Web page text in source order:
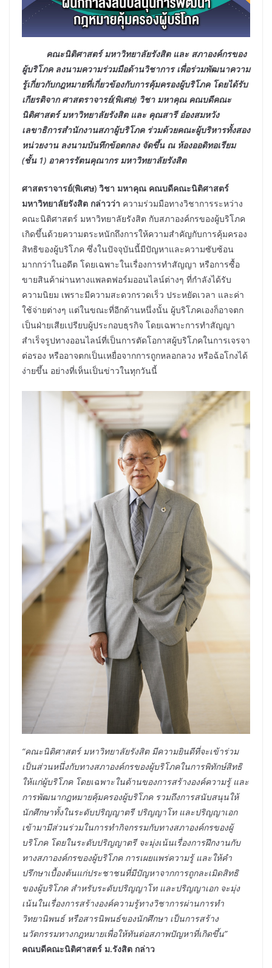
คณะนิติศาสตร์ มหาวิทยาลัยรังสิต และ สภาองค์กรของ
ผู้บริโภค ลงนามความร่วมมือด้านวิชาการ เพื่อร่วมพัฒนาความ
รู้เกี่ยวกับกฎหมายที่เกี่ยวข้องกับการคุ้มครองผู้บริโภค โดยได้รับ
เกียรติจาก ศาสตราจารย์(พิเศษ) วิชา มหาคุณ คณบดีคณะ
นิติศาสตร์ มหาวิทยาลัยรังสิต และ คุณสารี อ๋องสมหวัง
เลขาธิการสำนักงานสภาผู้บริโภค ร่วมด้วยคณะผู้บริหารทั้งสอง
หน่วยงาน ลงนามบันทึกข้อตกลง จัดขึ้น ณ ห้องออดิทอเรียม
(ชั้น 1) อาคารรัตนคุณากร มหาวิทยาลัยรังสิต
ศาสตราจารย์(พิเศษ) วิชา มหาคุณ คณบดีคณะนิติศาสตร์
มหาวิทยาลัยรังสิต กล่าวว่า ความร่วมมือทางวิชาการระหว่าง
คณะนิติศาสตร์ มหาวิทยาลัยรังสิต กับสภาองค์กรของผู้บริโภค
เกิดขึ้นด้วยความตระหนักถึงการให้ความสำคัญกับการคุ้มครอง
สิทธิของผู้บริโภค ซึ่งในปัจจุบันนี้มีปัญหาและความซับซ้อน
มากกว่าในอดีต โดยเฉพาะในเรื่องการทำสัญญา หรือการซื้อ
ขายสินค้าผ่านทางแพลตฟอร์มออนไลน์ต่างๆ ที่กำลังได้รับ
ความนิยม เพราะมีความสะดวกรวดเร็ว ประหยัดเวลา และค่า
ใช้จ่ายต่างๆ แต่ในขณะที่อีกด้านหนึ่งนั้น ผู้บริโภคเองก็อาจตก
เป็นฝ่ายเสียเปรียบผู้ประกอบธุรกิจ โดยเฉพาะการทำสัญญา
สำเร็จรูปทางออนไลน์ที่เป็นการตัดโอกาสผู้บริโภคในการเจรจา
ต่อรอง หรืออาจตกเป็นเหยื่อจากการถูกหลอกลวง หรือฉ้อโกงได้
ง่ายขึ้น อย่างที่เห็นเป็นข่าวในทุกวันนี้
“คณะนิติศาสตร์ มหาวิทยาลัยรังสิต มีความยินดีที่จะเข้าร่วม
เป็นส่วนหนึ่งกับทางสภาองค์กรของผู้บริโภคในการพิทักษ์สิทธิ
ให้แก่ผู้บริโภค โดยเฉพาะในด้านของการสร้างองค์ความรู้ และ
การพัฒนากฎหมายคุ้มครองผู้บริโภค รวมถึงการสนับสนุนให้
นักศึกษาทั้งในระดับปริญญาตรี ปริญญาโท และปริญญาเอก
เข้ามามีส่วนร่วมในการทำกิจกรรมกับทางสภาองค์กรของผู้
บริโภค โดยในระดับปริญญาตรี จะมุ่งเน้นเรื่องการฝึกงานกับ
ทางสภาองค์กรของผู้บริโภค การเผยแพร่ความรู้ และให้คำ
ปรึกษาเบื้องต้นแก่ประชาชนที่มีปัญหาจากการถูกละเมิดสิทธิ
ของผู้บริโภค สำหรับระดับปริญญาโท และปริญญาเอก จะมุ่ง
เน้นในเรื่องการสร้างองค์ความรู้ทางวิชาการผ่านการทำ
วิทยานิพนธ์ หรือสารนิพนธ์ของนักศึกษา เป็นการสร้าง
นวัตกรรมทางกฎหมายเพื่อให้ทันต่อสภาพปัญหาที่เกิดขึ้น”
คณบดีคณะนิติศาสตร์ ม.รังสิต กล่าว